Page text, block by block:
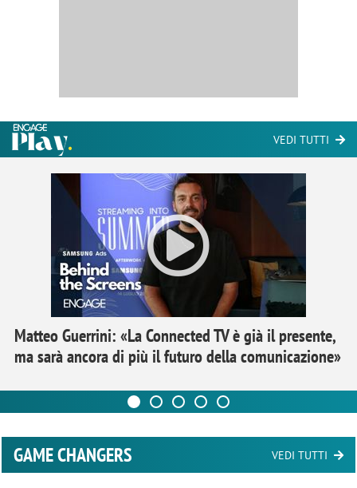
VEDI TUTTI
Matteo Guerrini: «La Connected TV è già il presente,
ma sarà ancora di più il futuro della comunicazione»
GAME CHANGERS VEDI TUTTI